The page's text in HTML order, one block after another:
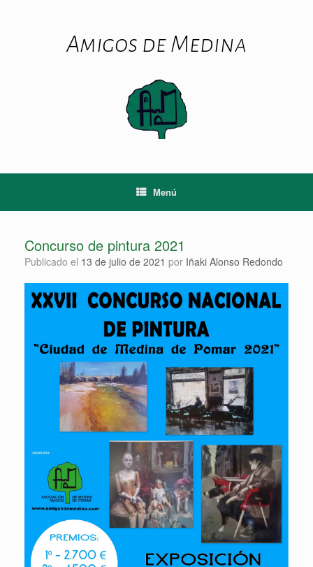
Amigos de Medina
Menú
Concurso de pintura 2021
Publicado el 13 de julio de 2021 por Iñaki Alonso Redondo